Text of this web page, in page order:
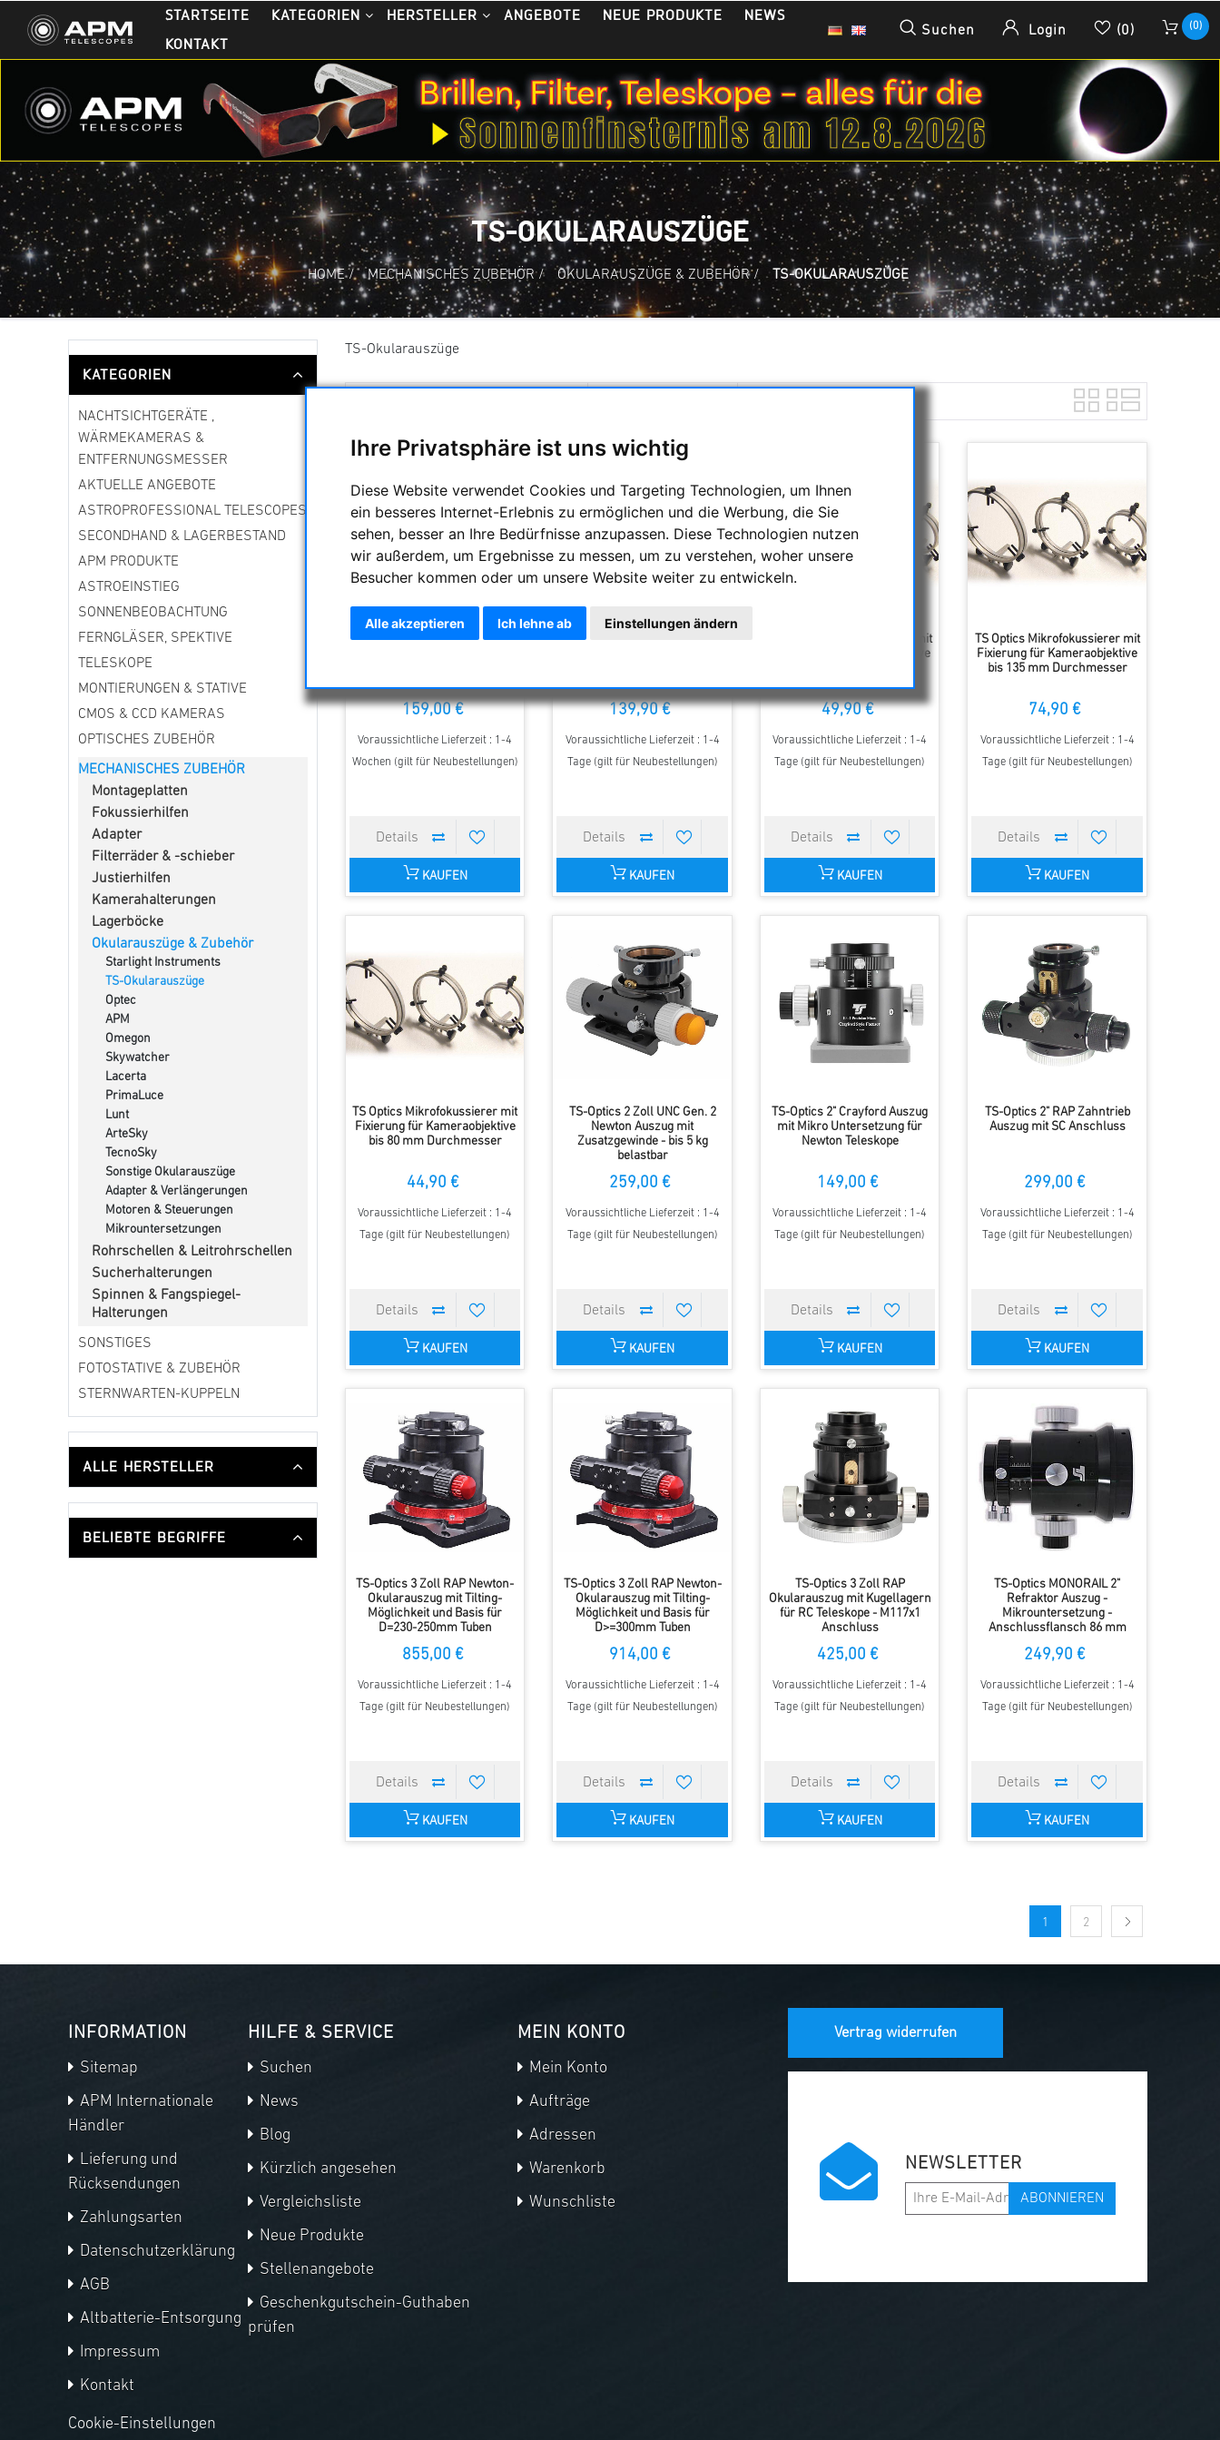
Ihre Privatsphäre ist uns wichtig
Diese Website verwendet Cookies und Targeting Technologien, um Ihnen
ein besseres Internet-Erlebnis zu ermöglichen und die Werbung, die Sie
sehen, besser an Ihre Bedürfnisse anzupassen. Diese Technologien nutzen
wir außerdem, um Ergebnisse zu messen, um zu verstehen, woher unsere
Besucher kommen oder um unsere Website weiter zu entwickeln.
Alle akzeptieren Ich lehne ab Einstellungen ändern
STARTSEITE KATEGORIEN HERSTELLER ANGEBOTE NEUE PRODUKTE
NEWS
KONTAKT
Suchen Login (0) (0)
TS-OKULARAUSZÜGE
HOME / MECHANISCHES ZUBEHÖR / OKULARAUSZÜGE & ZUBEHÖR / TS-OKULARAUSZÜGE
KATEGORIEN
NACHTSICHTGERÄTE ,
WÄRMEKAMERAS &
ENTFERNUNGSMESSER
AKTUELLE ANGEBOTE
ASTROPROFESSIONAL TELESCOPES
SECONDHAND & LAGERBESTAND
APM PRODUKTE
ASTROEINSTIEG
SONNENBEOBACHTUNG
FERNGLÄSER, SPEKTIVE
TELESKOPE
MONTIERUNGEN & STATIVE
CMOS & CCD KAMERAS
OPTISCHES ZUBEHÖR
MECHANISCHES ZUBEHÖR
Montageplatten
Fokussierhilfen
Adapter
Filterräder & -schieber
Justierhilfen
Kamerahalterungen
Lagerböcke
Okularauszüge & Zubehör
Starlight Instruments
TS-Okularauszüge
Optec
APM
Omegon
Skywatcher
Lacerta
PrimaLuce
Lunt
ArteSky
TecnoSky
Sonstige Okularauszüge
Adapter & Verlängerungen
Motoren & Steuerungen
Mikrountersetzungen
Rohrschellen & Leitrohrschellen
Sucherhalterungen
Spinnen & Fangspiegel-
Halterungen
SONSTIGES
FOTOSTATIVE & ZUBEHÖR
STERNWARTEN-KUPPELN
ALLE HERSTELLER
BELIEBTE BEGRIFFE
TS-Okularauszüge
TS - 2'' Crayford Auszug ohne
159,00 €
Voraussichtliche Lieferzeit : 1-4
Wochen (gilt für Neubestellungen)
KAUFEN
TS Optics 2"-Helical-Auszug, ein
139,90 €
Voraussichtliche Lieferzeit : 1-4
Tage (gilt für Neubestellungen)
KAUFEN
TS Optics Mikrofokussierer mit
Fixierung für Kameraobjektive
49,90 €
Voraussichtliche Lieferzeit : 1-4
Tage (gilt für Neubestellungen)
KAUFEN
TS Optics Mikrofokussierer mit
Fixierung für Kameraobjektive
bis 135 mm Durchmesser
74,90 €
Voraussichtliche Lieferzeit : 1-4
Tage (gilt für Neubestellungen)
KAUFEN
TS Optics Mikrofokussierer mit
Fixierung für Kameraobjektive
bis 80 mm Durchmesser
44,90 €
Voraussichtliche Lieferzeit : 1-4
Tage (gilt für Neubestellungen)
KAUFEN
TS-Optics 2 Zoll UNC Gen. 2
Newton Auszug mit
Zusatzgewinde - bis 5 kg
belastbar
259,00 €
Voraussichtliche Lieferzeit : 1-4
Tage (gilt für Neubestellungen)
KAUFEN
TS-Optics 2" Crayford Auszug
mit Mikro Untersetzung für
Newton Teleskope
149,00 €
Voraussichtliche Lieferzeit : 1-4
Tage (gilt für Neubestellungen)
KAUFEN
TS-Optics 2" RAP Zahntrieb
Auszug mit SC Anschluss
299,00 €
Voraussichtliche Lieferzeit : 1-4
Tage (gilt für Neubestellungen)
KAUFEN
TS-Optics 3 Zoll RAP Newton-
Okularauszug mit Tilting-
Möglichkeit und Basis für
D=230-250mm Tuben
855,00 €
Voraussichtliche Lieferzeit : 1-4
Tage (gilt für Neubestellungen)
KAUFEN
TS-Optics 3 Zoll RAP Newton-
Okularauszug mit Tilting-
Möglichkeit und Basis für
D>=300mm Tuben
914,00 €
Voraussichtliche Lieferzeit : 1-4
Tage (gilt für Neubestellungen)
KAUFEN
TS-Optics 3 Zoll RAP
Okularauszug mit Kugellagern
für RC Teleskope - M117x1
Anschluss
425,00 €
Voraussichtliche Lieferzeit : 1-4
Tage (gilt für Neubestellungen)
KAUFEN
TS-Optics MONORAIL 2"
Refraktor Auszug -
Mikrountersetzung -
Anschlussflansch 86 mm
249,90 €
Voraussichtliche Lieferzeit : 1-4
Tage (gilt für Neubestellungen)
KAUFEN
1 2
INFORMATION
Sitemap
APM Internationale
Händler
Lieferung und
Rücksendungen
Zahlungsarten
Datenschutzerklärung
AGB
Altbatterie-Entsorgung
Impressum
Kontakt
HILFE & SERVICE
Suchen
News
Blog
Kürzlich angesehen
Vergleichsliste
Neue Produkte
Stellenangebote
Geschenkgutschein-Guthaben
prüfen
MEIN KONTO
Mein Konto
Aufträge
Adressen
Warenkorb
Wunschliste
Vertrag widerrufen
NEWSLETTER
ABONNIEREN
Cookie-Einstellungen